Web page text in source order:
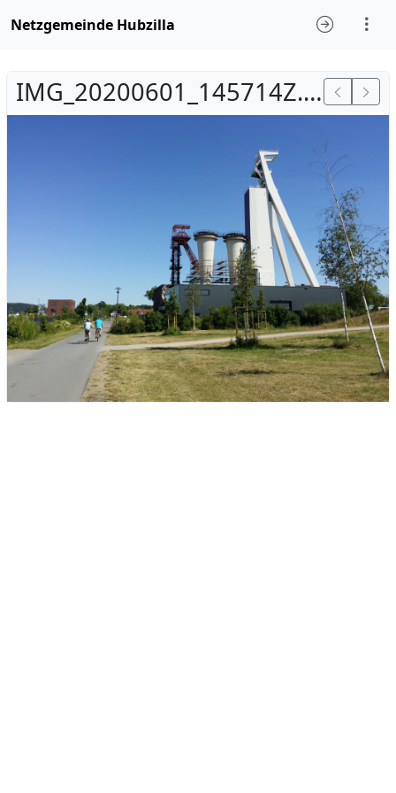
Netzgemeinde Hubzilla
IMG_20200601_145714Z.jpg